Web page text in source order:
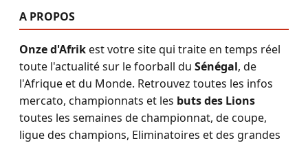
A PROPOS
Onze d'Afrikest votre site qui traite en temps réel
toute l'actualité sur le foorball du Sénégal, de
l'Afrique et du Monde. Retrouvez toutes les infos
mercato, championnats et les buts des Lions
toutes les semaines de championnat, de coupe,
ligue des champions, Eliminatoires et des grandes